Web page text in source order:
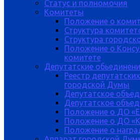
Статус и полномочия
Комитеты
Положение о
Структура
Структура
Положение о
комитете
Депутатские
Реестр
городской Думы
Депутатское
Депутатское
Положение о ДО
Положение о ДО
Положение о